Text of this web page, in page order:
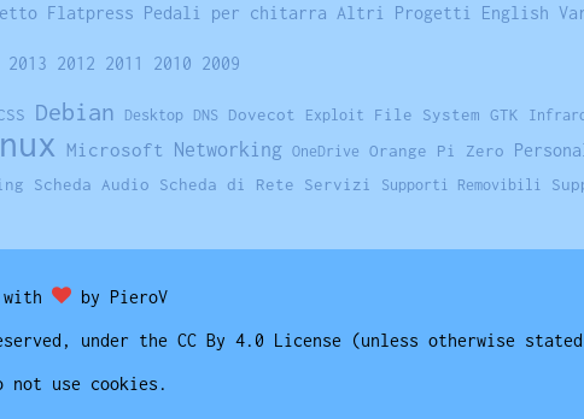
Flatpress Pedali per chitarra Altri Progetti English
2013 2012 2011 2010 2009
Debian Desktop DNS Dovecot Exploit File System GTK
Microsoft Networking OneDrive Orange Pi Zero
Scheda Audio Scheda di Rete Servizi Supporti Removibili
with by PieroV
under the CC By 4.0 License (unless otherwise
not use cookies.